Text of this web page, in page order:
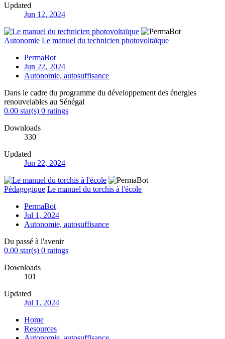
Updated
Jun 12, 2024
Autonomie Le manuel du technicien photovoltaïque
PermaBot
Jun 22, 2024
Autonomie, autosuffisance
Dans le cadre du programme du développement des énergies
renouvelables au Sénégal
0.00 star(s) 0 ratings
Downloads
330
Updated
Jun 22, 2024
Pédagogique Le manuel du torchis à l'école
PermaBot
Jul 1, 2024
Autonomie, autosuffisance
Du passé à l'avenir
0.00 star(s) 0 ratings
Downloads
101
Updated
Jul 1, 2024
Home
Resources